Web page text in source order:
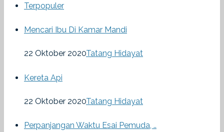
Terpopuler
Mencari Ibu Di Kamar Mandi
22 Oktober 2020Tatang Hidayat
Kereta Api
22 Oktober 2020Tatang Hidayat
Perpanjangan Waktu Esai Pemuda, ..